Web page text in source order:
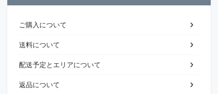
ご購入について
送料について
配送予定とエリアについて
返品について